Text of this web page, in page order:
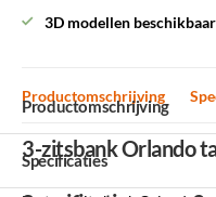
3D modellen
Productomschrijving
Productomschrijving
3-zitsbank Orlando
Specificaties